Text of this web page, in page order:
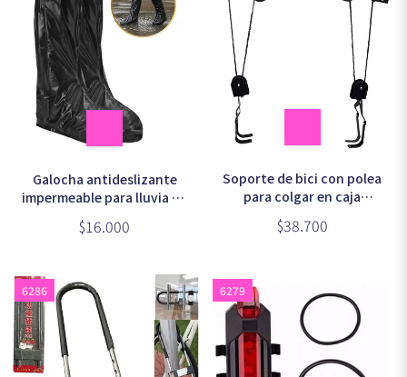
Galocha antideslizante
impermeable para lluvia en
$16.000
Soporte de bici con polea
para colgar en caja
$38.700
6286 6279